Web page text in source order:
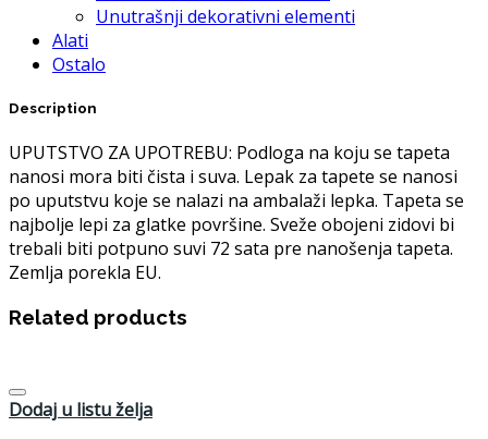
Unutrašnji dekorativni elementi
Alati
Ostalo
Description
UPUTSTVO ZA UPOTREBU: Podloga na koju se tapeta
nanosi mora biti čista i suva. Lepak za tapete se nanosi
po uputstvu koje se nalazi na ambalaži lepka. Tapeta se
najbolje lepi za glatke površine. Sveže obojeni zidovi bi
trebali biti potpuno suvi 72 sata pre nanošenja tapeta.
Zemlja porekla EU.
Related products
Dodaj u listu želja